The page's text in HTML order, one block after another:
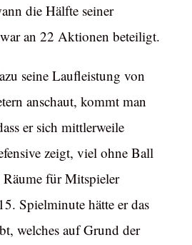
die Hälfte seiner
an 22 Aktionen beteiligt.
seine Laufleistung von
anschaut, kommt man
er sich mittlerweile
zeigt, viel ohne Ball
für Mitspieler
Spielminute hätte er das
welches auf Grund der